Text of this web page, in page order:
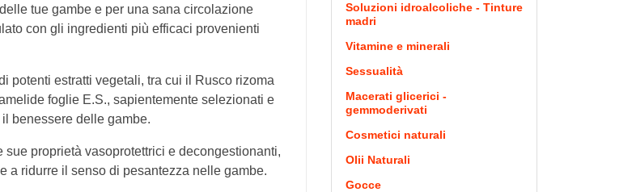
Soluzioni idroalcoliche - Tinture
madri
Vitamine e minerali
Sessualità
Macerati glicerici -
gemmoderivati
Cosmetici naturali
Olii Naturali
Gocce
tue gambe e per una sana circolazione
con gli ingredienti più efficaci provenienti
potenti estratti vegetali, tra cui il Rusco rizoma
foglie E.S., sapientemente selezionati e
benessere delle gambe.
proprietà vasoprotettrici e decongestionanti,
a ridurre il senso di pesantezza nelle gambe.